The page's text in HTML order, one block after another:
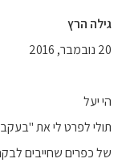
גילה הרץ
20 נובמבר, 2016
הי יעל
תולי לפרט לי את
של כפרים שחייבים